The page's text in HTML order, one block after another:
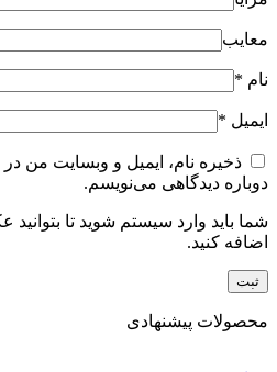
معایب
نام *
ایمیل *
ذخیره نام، ایمیل و وبسایت من
دوباره دیدگاهی می‌نویسم.
شما باید وارد سیستم شوید تا
اضافه کنید.
محصولات پیشنهادی